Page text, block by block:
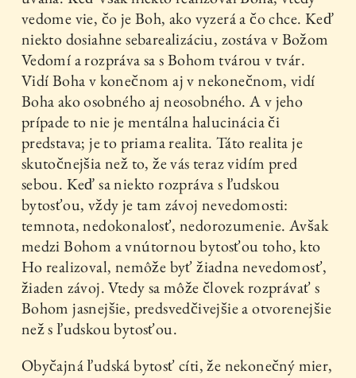
vedome vie, čo je Boh, ako vyzerá a čo chce. Keď
niekto dosiahne sebarealizáciu, zostáva v Božom
Vedomí a rozpráva sa s Bohom tvárou v tvár.
Vidí Boha v konečnom aj v nekonečnom, vidí
Boha ako osobného aj neosobného. A v jeho
prípade to nie je mentálna halucinácia či
predstava; je to priama realita. Táto realita je
skutočnejšia než to, že vás teraz vidím pred
sebou. Keď sa niekto rozpráva s ľudskou
bytosťou, vždy je tam závoj nevedomosti:
temnota, nedokonalosť, nedorozumenie. Avšak
medzi Bohom a vnútornou bytosťou toho, kto
Ho realizoval, nemôže byť žiadna nevedomosť,
žiaden závoj. Vtedy sa môže človek rozprávať s
Bohom jasnejšie, predsvedčivejšie a otvorenejšie
než s ľudskou bytosťou.
Obyčajná ľudská bytosť cíti, že nekonečný mier,